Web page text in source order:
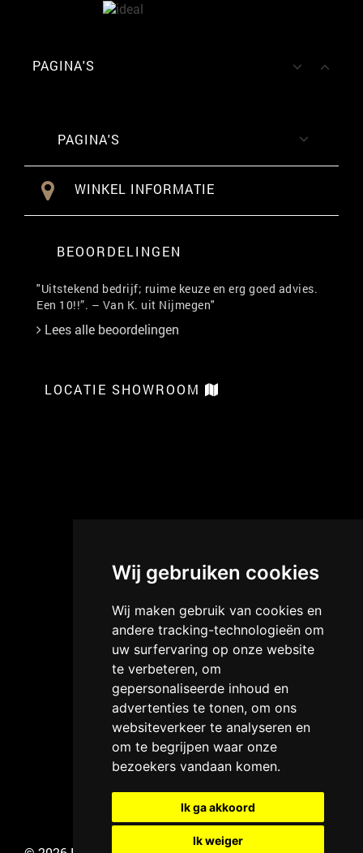
Wij gebruiken cookies
Wij maken gebruik van cookies en
andere tracking-technologieën om
uw surfervaring op onze website
te verbeteren, om
gepersonaliseerde inhoud en
advertenties te tonen, om ons
websiteverkeer te analyseren en
om te begrijpen waar onze
bezoekers vandaan komen.
Ik ga akkoord
Ik weiger
PAGINA'S  
PAGINA'S 
WINKEL INFORMATIE
BEOORDELINGEN
"Uitstekend bedrijf; ruime keuze en erg goed advies.
Een 10!!”. – Van K. uit Nijmegen"
Lees alle beoordelingen
LOCATIE SHOWROOM